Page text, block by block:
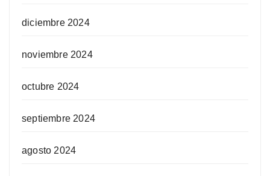
diciembre 2024
noviembre 2024
octubre 2024
septiembre 2024
agosto 2024